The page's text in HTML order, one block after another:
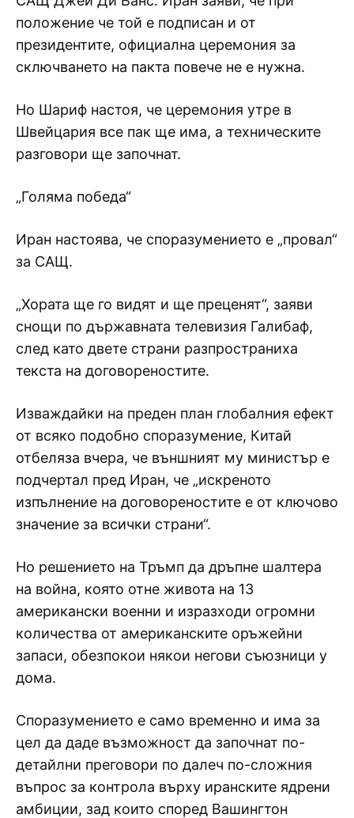
положение че той е подписан и от
президентите, официална церемония за
сключването на пакта повече не е нужна.
Но Шариф настоя, че церемония утре в
Швейцария все пак ще има, а техническите
разговори ще започнат.
„Голяма победа“
Иран настоява, че споразумението е „провал“
за САЩ.
„Хората ще го видят и ще преценят“, заяви
снощи по държавната телевизия Галибаф,
след като двете страни разпространиха
текста на договореностите.
Изваждайки на преден план глобалния ефект
от всяко подобно споразумение, Китай
отбеляза вчера, че външният му министър е
подчертал пред Иран, че „искреното
изпълнение на договореностите е от ключово
значение за всички страни“.
Но решението на Тръмп да дръпне шалтера
на война, която отне живота на 13
американски военни и изразходи огромни
количества от американските оръжейни
запаси, обезпокои някои негови съюзници у
дома.
Споразумението е само временно и има за
цел да даде възможност да започнат по-
детайлни преговори по далеч по-сложния
въпрос за контрола върху иранските ядрени
амбиции, зад които според Вашингтон